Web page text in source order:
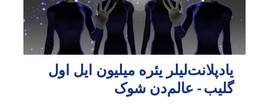
یادپلانت‌لیلر یئره میلیون ایل اول
گلیب - عالم‌دن شوک